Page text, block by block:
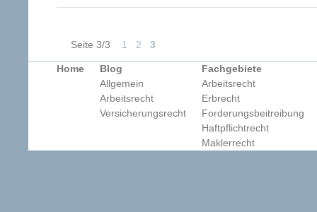
Seite 3/3 1 2 3
Home Blog
Fachgebiete
Allgemein
Arbeitsrecht
Versicherungsrecht
Arbeitsrecht
Erbrecht
Forderungsbeitreibung
Haftpflichtrecht
Maklerrecht